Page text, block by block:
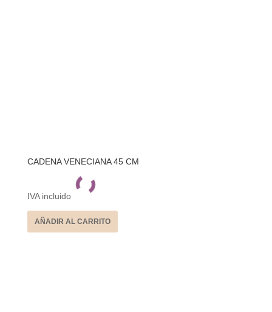
CADENA VENECIANA 45 CM
IVA incluido
AÑADIR AL CARRITO